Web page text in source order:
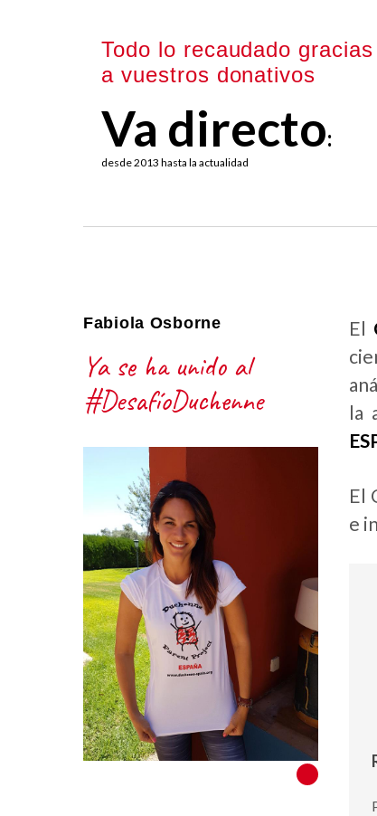
Todo lo recaudado gracias
a vuestros donativos
Va directo:
desde 2013 hasta la actualidad
El
la
El
e
Fabiola Osborne
Ya se ha unido al
#DesafíoDuchenne